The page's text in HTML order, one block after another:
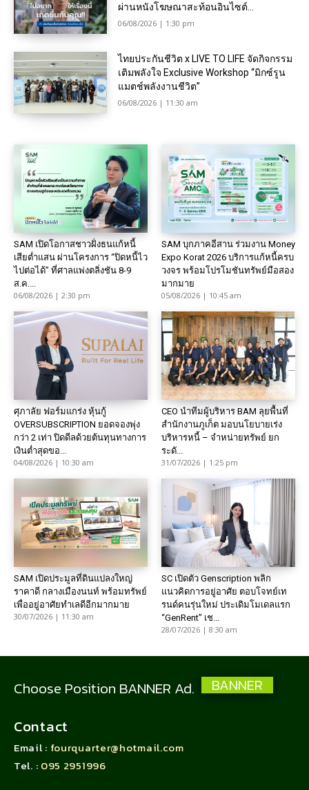
ผ่านหนังโฆษณาสะท้อนอินไซต์...
06/08/2026 | 1:30 pm
ไทยประกันชีวิต x LIVE TO LIFE จัดกิจกรรม
เติมพลังใจ Exclusive Workshop “มิกซ์รูน
แมตช์พลังงานชีวิต”
06/08/2026 | 11:30 am
SAM เปิดโอกาสชาวฝั่งธนแก้หนี้
เสียต่ำแสน ผ่านโครงการ “ปิดหนี้ไว
ไปต่อได้” ที่ศาลแพ่งตลิ่งชัน 8-9
ส.ค....
06/08/2026 | 2:30 pm
SAM บุกภาคอีสาน ร่วมงาน Money
Expo Korat 2026 บริการแก้หนี้ครบ
วงจร พร้อมโปรโมชันทรัพย์มือสอง
มากมาย
05/08/2026 | 10:45 am
ศุภาลัย ฟอร์มแกร่ง หุ้นกู้
OVERSUBSCRIPTION ยอดจองพุ่ง
กว่า 2 เท่า ปิดดีลด้วยต้นทุนทางการ
เงินต่ำสุดขอ...
04/08/2026 | 10:30 am
CEO นำทีมผู้บริหาร BAM ลุยพื้นที่
สำนักงานภูเก็ต มอบนโยบายเร่ง
บริหารหนี้ – จำหน่ายทรัพย์ ยก
ระดั...
31/07/2026 | 1:25 pm
SAM เปิดประมูลที่ดินแปลงใหญ่
ราคาดี กลางเมืองนนท์ พร้อมทรัพย์
เพื่ออยู่อาศัยทำเลดีอีกมากมาย
30/07/2026 | 11:30 am
SC เปิดตัว Genscription พลิก
แนวคิดการอยู่อาศัย ตอบโจทย์เท
รนด์คนรุ่นใหม่ ประเดิมโมเดลแรก
“GenRent” เช...
28/07/2026 | 8:30 am
Choose Position BANNER Ad. BANNER
Contact
Email : fourquarter@hotmail.com
Tel. : 095 2951996